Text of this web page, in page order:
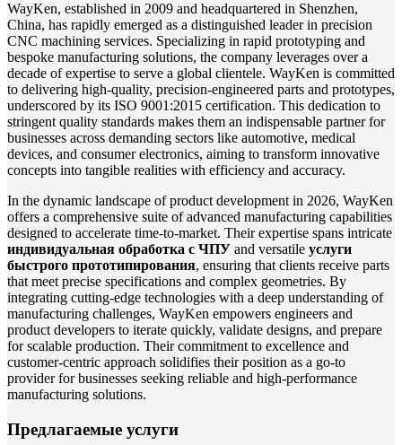
WayKen, established in 2009 and headquartered in Shenzhen,
China, has rapidly emerged as a distinguished leader in precision
CNC machining services. Specializing in rapid prototyping and
bespoke manufacturing solutions, the company leverages over a
decade of expertise to serve a global clientele. WayKen is committed
to delivering high-quality, precision-engineered parts and prototypes,
underscored by its ISO 9001:2015 certification. This dedication to
stringent quality standards makes them an indispensable partner for
businesses across demanding sectors like automotive, medical
devices, and consumer electronics, aiming to transform innovative
concepts into tangible realities with efficiency and accuracy.
In the dynamic landscape of product development in 2026, WayKen
offers a comprehensive suite of advanced manufacturing capabilities
designed to accelerate time-to-market. Their expertise spans intricate
индивидуальная обработка с ЧПУ and versatile услуги
быстрого прототипирования, ensuring that clients receive parts
that meet precise specifications and complex geometries. By
integrating cutting-edge technologies with a deep understanding of
manufacturing challenges, WayKen empowers engineers and
product developers to iterate quickly, validate designs, and prepare
for scalable production. Their commitment to excellence and
customer-centric approach solidifies their position as a go-to
provider for businesses seeking reliable and high-performance
manufacturing solutions.
Предлагаемые услуги